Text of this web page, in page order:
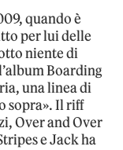
quando è
per lui delle
niente di
Boarding
una linea di
sopra». Il riff
Over and Over
e Jack ha